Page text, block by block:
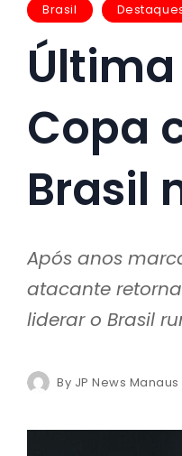
Brasil
Copa
Brasil
Após anos
atacante
liderar o Brasil
By JP News Manaus